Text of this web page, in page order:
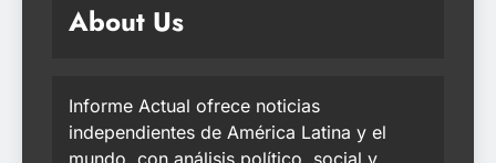
About Us
Informe Actual ofrece noticias
independientes de América Latina y el
mundo, con análisis político, social y